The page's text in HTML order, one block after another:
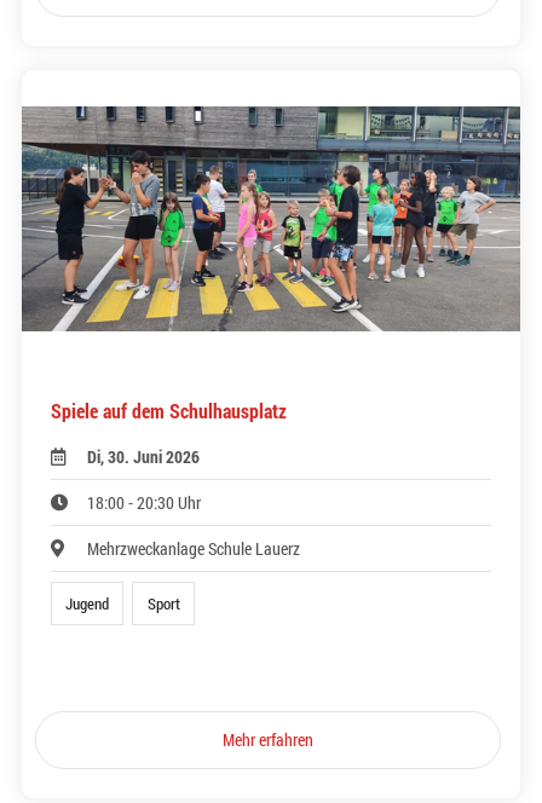
Spiele auf dem Schulhausplatz
Di, 30. Juni 2026
18:00 - 20:30 Uhr
Mehrzweckanlage Schule Lauerz
Jugend Sport
Mehr erfahren